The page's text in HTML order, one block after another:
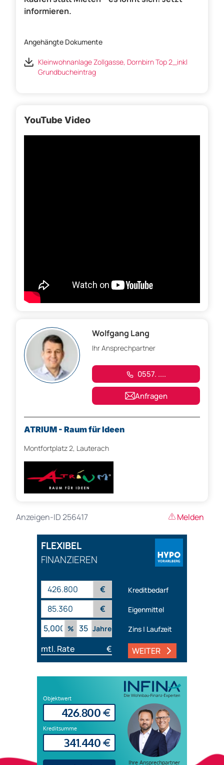
informieren.
Angehängte Dokumente
Kleinwohnanlage Zollgasse, Dornbirn Top 2_inkl
Grundbucheintrag
YouTube Video
Wolfgang Lang
Ihr Ansprechpartner
0557. ....
Anfragen
ATRIUM - Raum für Ideen
Montfortplatz 2, Lauterach
Anzeigen-ID 256417 Melden
FLEXIBEL
FINANZIEREN
€ Kreditbedarf
€
Eigenmittel
%
Jahre Zins | Laufzeit
mtl. Rate € WEITER